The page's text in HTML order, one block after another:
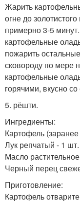
Жарить
огне до
примерно 3-5
картофельные
пожарить
сковороду по мере
картофельные
горячими, вкусно
5. рёшти.
Ингредиенты:
Картофель
Лук репчатый - 1 шт.
Масло
Черный перец
Приготовление:
Картофель